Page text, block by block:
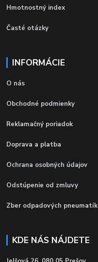
Hmotnostný index
Časté otázky
INFORMÁCIE
O nás
Obchodné podmienky
Reklamačný poriadok
Doprava a platba
Ochrana osobných údajov
Odstúpenie od zmluvy
Zber odpadových pneumatík
KDE NÁS NÁJDETE